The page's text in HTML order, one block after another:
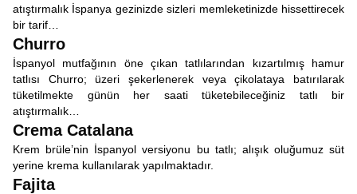
atıştırmalık İspanya gezinizde sizleri memleketinizde hissettirecek
bir tarif…
Churro
İspanyol mutfağının öne çıkan tatlılarından kızartılmış hamur
tatlısı Churro; üzeri şekerlenerek veya çikolataya batırılarak
tüketilmekte günün her saati tüketebileceğiniz tatlı bir
atıştırmalık…
Crema Catalana
Krem brüle’nin İspanyol versiyonu bu tatlı; alışık oluğumuz süt
yerine krema kullanılarak yapılmaktadır.
Fajita